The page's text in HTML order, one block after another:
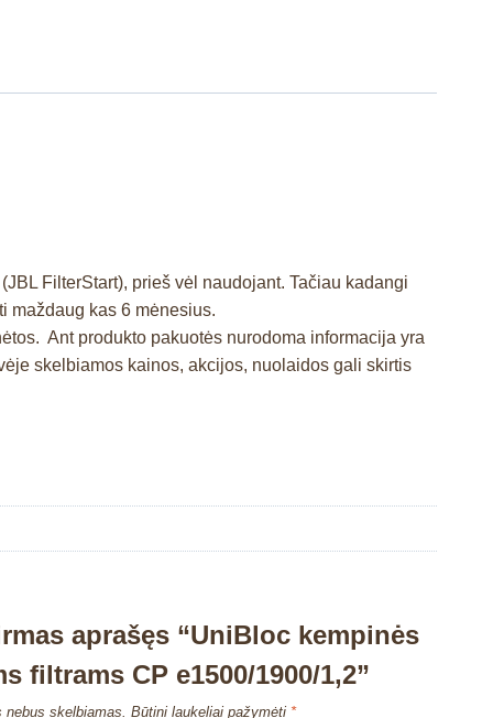
FilterStart), prieš vėl naudojant. Tačiau kadangi
maždaug kas 6 mėnesius.
Ant produkto pakuotės nurodoma informacija yra
skelbiamos kainos, akcijos, nuolaidos gali skirtis
aprašęs “UniBloc kempinės
filtrams CP e1500/1900/1,2”
skelbiamas. Būtini laukeliai pažymėti *